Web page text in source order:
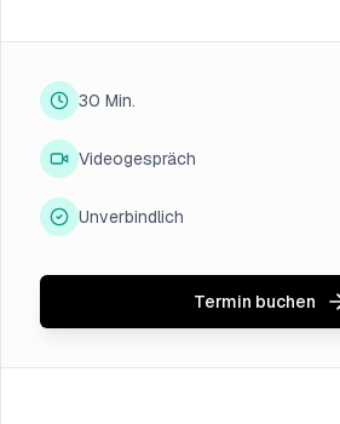
30 Min.
Videogespräch
Unverbindlich
Termin buchen